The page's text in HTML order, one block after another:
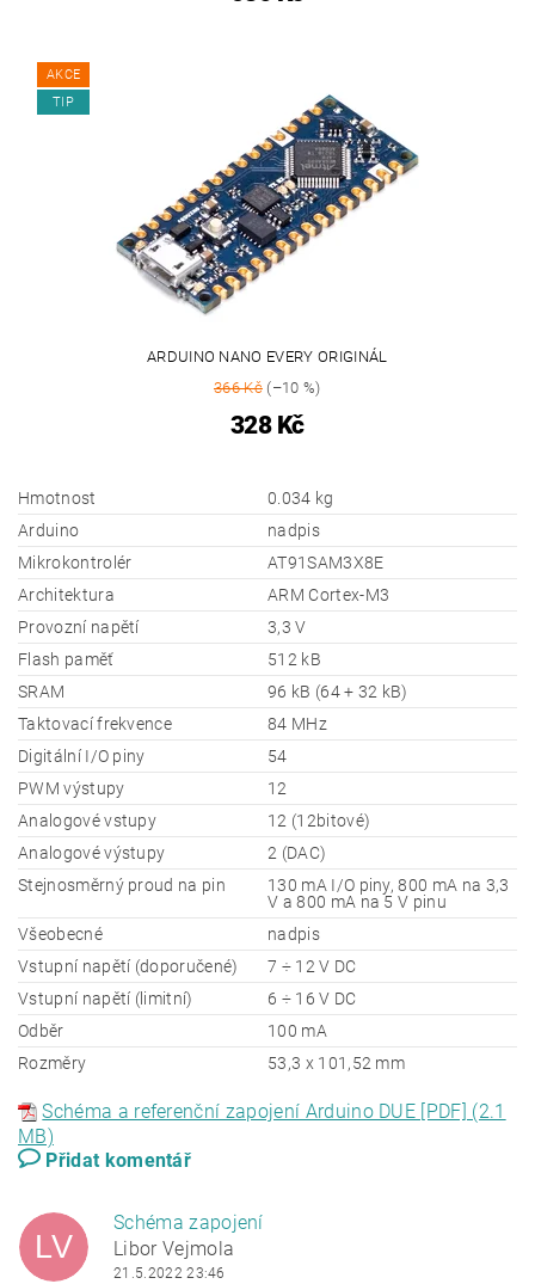
AKCE
TIP
ARDUINO NANO EVERY ORIGINÁL
366 Kč(–10 %)
328 Kč
Hmotnost
0.034 kg
Arduino
nadpis
Mikrokontrolér
AT91SAM3X8E
Architektura
ARM Cortex-M3
Provozní napětí
3,3 V
Flash paměť
512 kB
SRAM
96 kB (64 + 32 kB)
Taktovací frekvence
84 MHz
Digitální I/O piny
54
PWM výstupy
12
Analogové vstupy
12 (12bitové)
Analogové výstupy
2 (DAC)
Stejnosměrný proud na pin
130 mA I/O piny, 800 mA na 3,3
V a 800 mA na 5 V pinu
Všeobecné
nadpis
Vstupní napětí (doporučené)
7 ÷ 12 V DC
Vstupní napětí (limitní)
6 ÷ 16 V DC
Odběr
100 mA
Rozměry
53,3 x 101,52 mm
Schéma a referenční zapojení Arduino DUE [PDF] (2.1
MB)
Přidat komentář
LV
Schéma zapojení
Libor Vejmola
21.5.2022 23:46